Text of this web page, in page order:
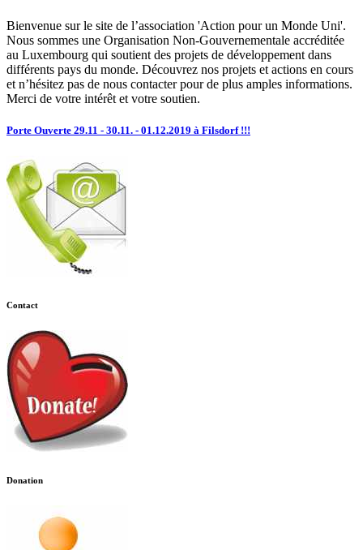
Bienvenue sur le site de l’association 'Action pour un Monde Uni'.
Nous sommes une Organisation Non-Gouvernementale accréditée
au Luxembourg qui soutient des projets de développement dans
différents pays du monde. Découvrez nos projets et actions en cours
et n’hésitez pas de nous contacter pour de plus amples informations.
Merci de votre intérêt et votre soutien.
Porte Ouverte 29.11 - 30.11. - 01.12.2019 à Filsdorf !!!
Contact
Donation